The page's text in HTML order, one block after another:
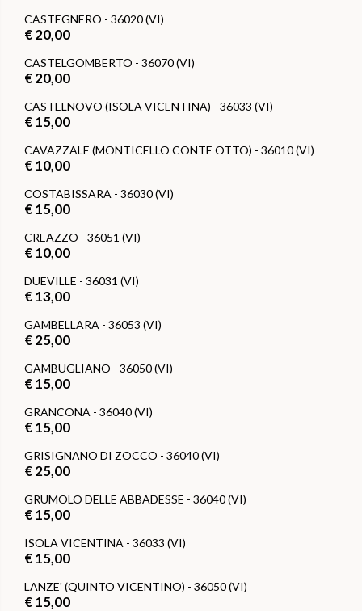
CASTEGNERO - 36020 (VI)
€ 20,00
CASTELGOMBERTO - 36070 (VI)
€ 20,00
CASTELNOVO (ISOLA VICENTINA) - 36033 (VI)
€ 15,00
CAVAZZALE (MONTICELLO CONTE OTTO) - 36010 (VI)
€ 10,00
COSTABISSARA - 36030 (VI)
€ 15,00
CREAZZO - 36051 (VI)
€ 10,00
DUEVILLE - 36031 (VI)
€ 13,00
GAMBELLARA - 36053 (VI)
€ 25,00
GAMBUGLIANO - 36050 (VI)
€ 15,00
GRANCONA - 36040 (VI)
€ 15,00
GRISIGNANO DI ZOCCO - 36040 (VI)
€ 25,00
GRUMOLO DELLE ABBADESSE - 36040 (VI)
€ 15,00
ISOLA VICENTINA - 36033 (VI)
€ 15,00
LANZE' (QUINTO VICENTINO) - 36050 (VI)
€ 15,00